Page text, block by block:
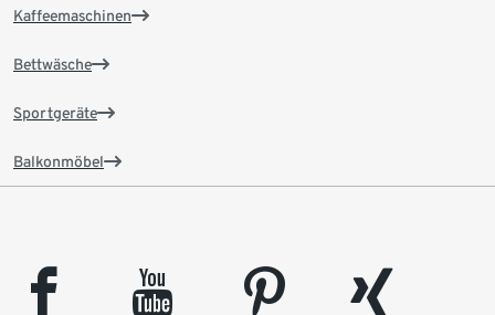
Kaffeemaschinen
Bettwäsche
Sportgeräte
Balkonmöbel
facebook youtube pinterest
xing